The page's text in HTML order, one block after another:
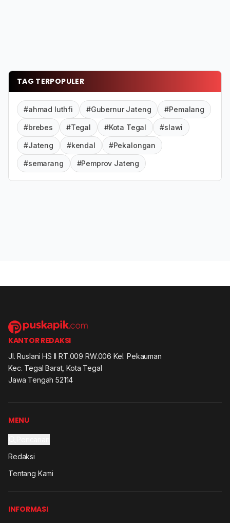
TAG TERPOPULER
#ahmad luthfi #Gubernur Jateng #Pemalang
#brebes #Tegal #Kota Tegal #slawi
#Jateng #kendal #Pekalongan
#semarang #Pemprov Jateng
KANTOR REDAKSI
Jl. Ruslani HS II RT.009 RW.006 Kel. Pekauman
Kec. Tegal Barat, Kota Tegal
Jawa Tengah 52114
MENU
Redaksi
Tentang Kami
INFORMASI